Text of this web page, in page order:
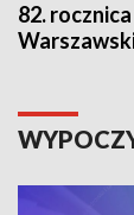
82.